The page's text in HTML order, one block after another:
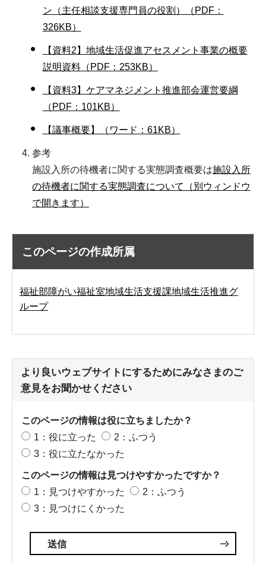
ン（主任相談支援専門員の役割）（PDF：
326KB）
【資料2】地域生活促進アセスメント事業の概要
説明資料（PDF：253KB）
【資料3】ケアマネジメント推進部会運営要綱
（PDF：101KB）
【議事概要】（ワード：61KB）
参考
施設入所の待機者に関する実態調査概要は施設入所
の待機者に関する実態調査について（別ウィンドウ
で開きます）
このページの作成所属
福祉部障がい福祉室地域生活支援課地域生活推進グ
ループ
より良いウェブサイトにするためにみなさまのご
意見をお聞かせください
このページの情報は役に立ちましたか？
1：役に立った
2：ふつう
3：役に立たなかった
このページの情報は見つけやすかったですか？
1：見つけやすかった
2：ふつう
3：見つけにくかった